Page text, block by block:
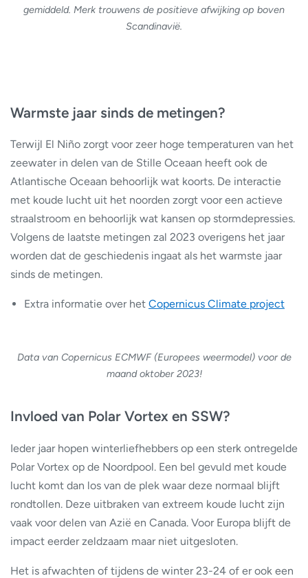
gemiddeld. Merk trouwens de positieve afwijking op boven
Scandinavië.
Warmste jaar sinds de metingen?
Terwijl El Niño zorgt voor zeer hoge temperaturen van het
zeewater in delen van de Stille Oceaan heeft ook de
Atlantische Oceaan behoorlijk wat koorts. De interactie
met koude lucht uit het noorden zorgt voor een actieve
straalstroom en behoorlijk wat kansen op stormdepressies.
Volgens de laatste metingen zal 2023 overigens het jaar
worden dat de geschiedenis ingaat als het warmste jaar
sinds de metingen.
Extra informatie over het Copernicus Climate project
Data van Copernicus ECMWF (Europees weermodel) voor de
maand oktober 2023!
Invloed van Polar Vortex en SSW?
Ieder jaar hopen winterliefhebbers op een sterk ontregelde
Polar Vortex op de Noordpool. Een bel gevuld met koude
lucht komt dan los van de plek waar deze normaal blijft
rondtollen. Deze uitbraken van extreem koude lucht zijn
vaak voor delen van Azië en Canada. Voor Europa blijft de
impact eerder zeldzaam maar niet uitgesloten.
Het is afwachten of tijdens de winter 23-24 of er ook een